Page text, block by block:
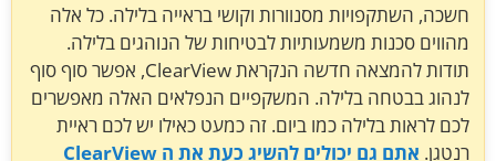
חשכה, השתקפויות מסנוורות וקושי בראייה בלילה. כל אלה
מהווים סכנות משמעותיות לבטיחות של הנוהגים בלילה.
תודות להמצאה חדשה הנקראת ClearView, אפשר סוף סוף
לנהוג בבטחה בלילה. המשקפיים הנפלאים האלה מאפשרים
לכם לראות בלילה כמו ביום. זה כמעט כאילו יש לכם ראיית
רנטגן.
אתם גם יכולים להשיג כעת את ה ClearView